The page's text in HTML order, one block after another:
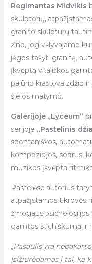
Regimantas Midvikis
skulptorių,
granito skulptūrų
žino, jog vėlyvajame
jėgos tašyti granitą,
įkvėptą vitališkos
pajūrio kraštovaizdžio
sielos matymo.
Galerijoje „Lyceum”
serijoje „Pastelinis
spontaniškos,
kompozicijos, sodrus,
muzikos įkvėpta
Pastelėse autorius
atpažįstamos tikrovės
žmogaus psichologijos
gamtos stichiškumą ir
„Pasaulis yra
Įsižiūrėdamas į tai, ką